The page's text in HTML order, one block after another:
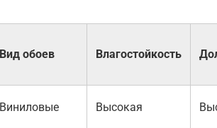
Вид обоев Влагостойкость
Виниловые Высокая